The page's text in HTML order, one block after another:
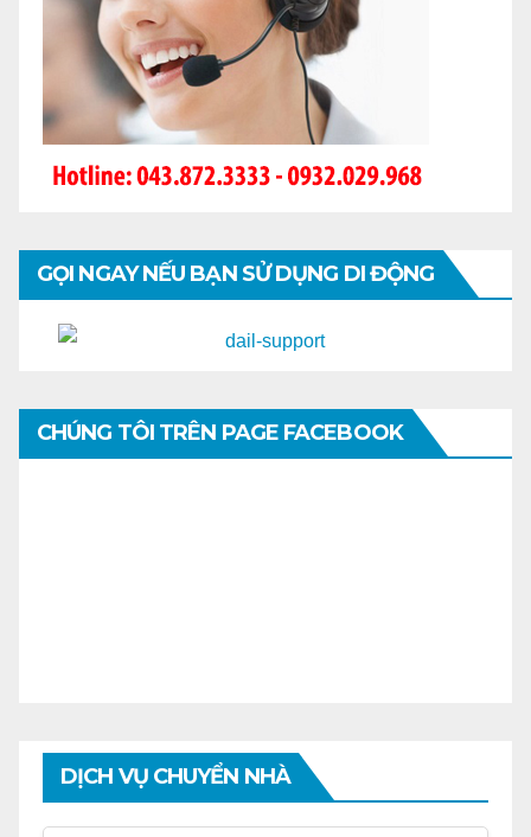
GỌI NGAY NẾU BẠN SỬ DỤNG DI ĐỘNG
CHÚNG TÔI TRÊN PAGE FACEBOOK
DỊCH VỤ CHUYỂN NHÀ